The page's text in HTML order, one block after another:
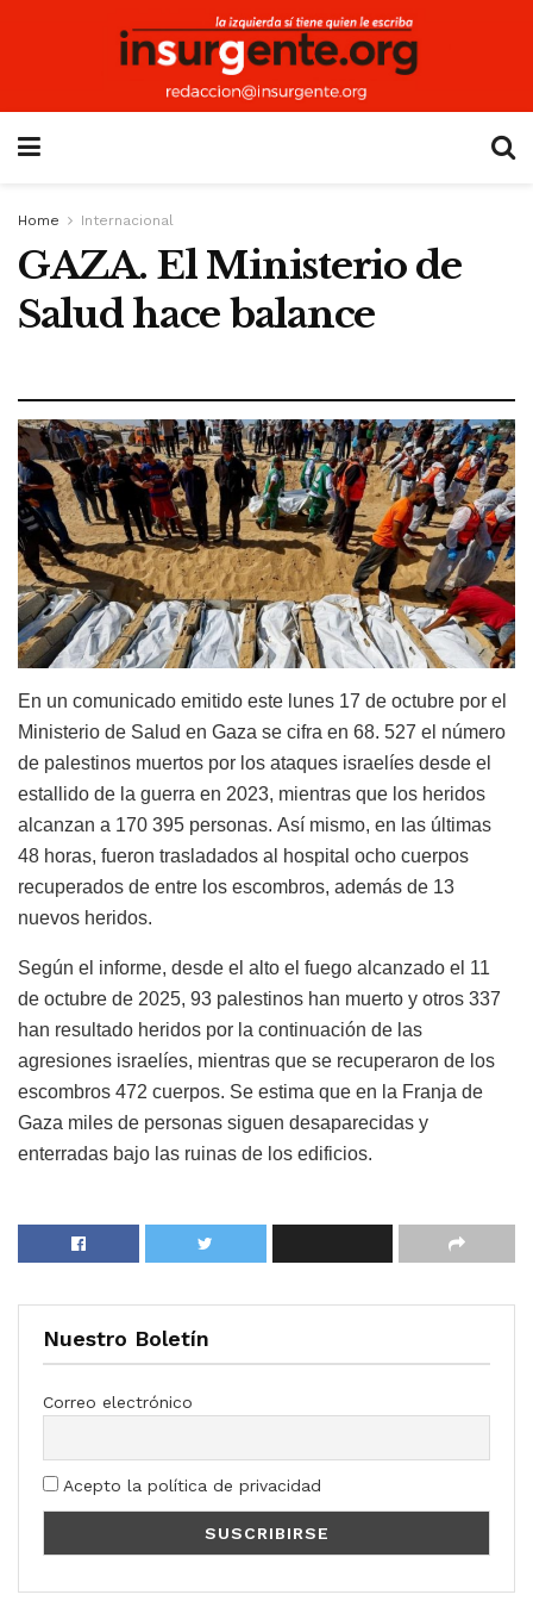
Home Internacional
GAZA. El Ministerio de
Salud hace balance
En un comunicado emitido este lunes 17 de octubre por el
Ministerio de Salud en Gaza se cifra en 68. 527 el número
de palestinos muertos por los ataques israelíes desde el
estallido de la guerra en 2023, mientras que los heridos
alcanzan a 170 395 personas. Así mismo, en las últimas
48 horas, fueron trasladados al hospital ocho cuerpos
recuperados de entre los escombros, además de 13
nuevos heridos.
Según el informe, desde el alto el fuego alcanzado el 11
de octubre de 2025, 93 palestinos han muerto y otros 337
han resultado heridos por la continuación de las
agresiones israelíes, mientras que se recuperaron de los
escombros 472 cuerpos. Se estima que en la Franja de
Gaza miles de personas siguen desaparecidas y
enterradas bajo las ruinas de los edificios.
Nuestro Boletín
Correo electrónico
Acepto la política de privacidad